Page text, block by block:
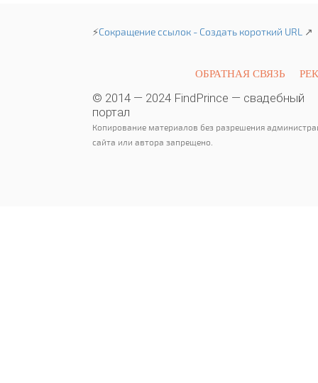
⚡Сокращение ссылок - Создать короткий URL ↗
ОБРАТНАЯ СВЯЗЬ
© 2014 — 2024 FindPrince — свадебный
портал
Копирование материалов без разрешения
сайта или автора запрещено.